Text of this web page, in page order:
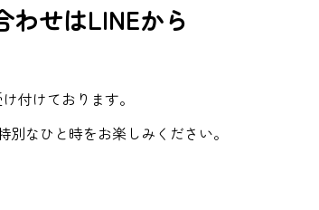
わせはLINEから
付けております。
なひと時をお楽しみください。